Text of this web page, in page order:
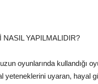
YAPILMALIDIR?
kullandığı
yeteneklerini uyaran, hayal